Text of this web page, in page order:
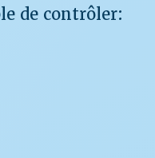
de contrôler: